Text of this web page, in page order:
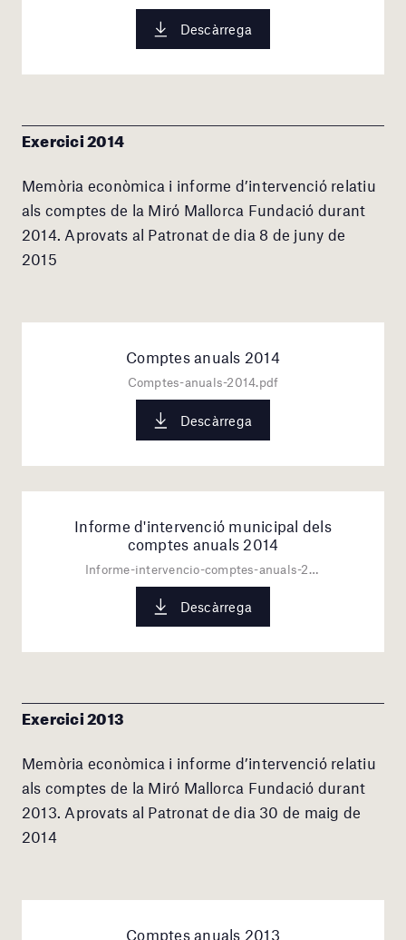
Descàrrega
Exercici 2014
Memòria econòmica i informe d’intervenció relatiu
als comptes de la Miró Mallorca Fundació durant
2014. Aprovats al Patronat de dia 8 de juny de
2015
Comptes anuals 2014
Comptes-anuals-2014.pdf
Descàrrega
Informe d'intervenció municipal dels
comptes anuals 2014
Informe-intervencio-comptes-anuals-2014.pdf
Descàrrega
Exercici 2013
Memòria econòmica i informe d’intervenció relatiu
als comptes de la Miró Mallorca Fundació durant
2013. Aprovats al Patronat de dia 30 de maig de
2014
Comptes anuals 2013